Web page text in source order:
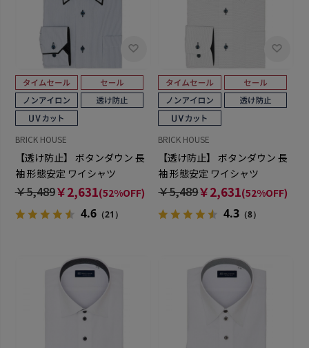
BRICK HOUSE
【透け防止】 ボタンダウン 長
袖 形態安定 ワイシャツ
￥5,489￥2,631(52%OFF)
4.6（21）
BRICK HOUSE
【透け防止】 ボタンダウン 長
袖 形態安定 ワイシャツ
￥5,489￥2,631(52%OFF)
4.3 （8）